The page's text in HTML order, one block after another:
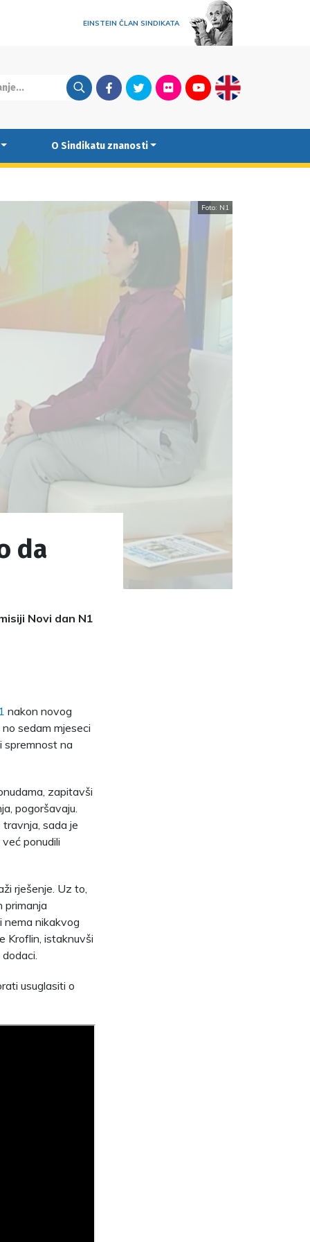
EINSTEIN ČLAN SINDIKATA
FacebookTwitterFlickrYoutubeEnglish
O Sindikatu znanosti
Foto: N1
da
Novi dan N1
nakon novog
sedam mjeseci
spremnost na
zapitavši
pogoršavaju.
sada je
ponudili
rješenje. Uz to,
primanja
nema nikakvog
Kroflin, istaknuvši
usuglasiti o